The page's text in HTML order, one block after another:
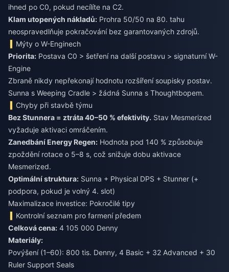
ihned po C0, pokud necílíte na C2.
Klam utopených nákladů: Prohra 50/50 na 80. tahu
neospravedlňuje pokračování bez garantovaných zdrojů.
Mýty o W-Enginech
Priorita: Postava C0 > šetření na další postavu > signaturní W-
Engine
Zbraně nikdy nepřekonají hodnotu rozšíření soupisky postav.
Sunna s Weeping Cradle > žádná Sunna s Thoughtbopem.
Chyby při stavbě týmu
Bez Stunnera = ztráta 40–50 % efektivity. Stav Mesmerized
vyžaduje aktivaci omráčením.
Zanedbání Energy Regen: Hodnota pod 140 % způsobuje
zpoždění rotace o 5–8 s, což snižuje dobu aktivace
Mesmerized.
Optimální struktura: Sunna + Physical DPS + Stunner (+
podpora, pokud je volný 4. slot)
Maximalizace investice: Pokročilé tipy
Kontrolní seznam pro farmení předem
Celková cena: 4 105 000 Denny
Materiály:
Povýšení (1–60): 800 tis. Denny, 4 Basic + 32 Advanced + 30
Ruler Support Seals